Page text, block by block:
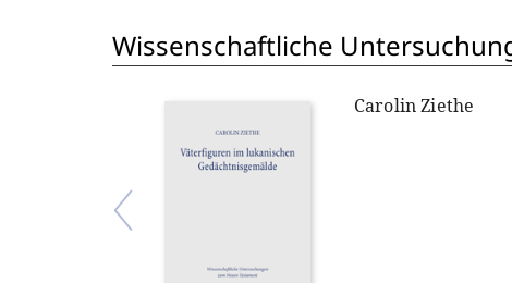
Wissenschaftliche
Carolin Ziethe